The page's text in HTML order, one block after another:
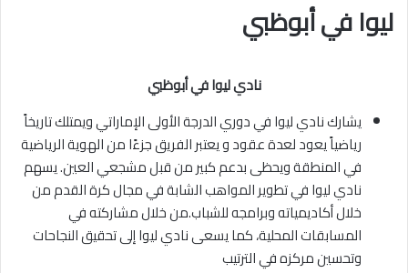
ليوا في أبوظبي
نادي ليوا في أبوظبي
يشارك نادي ليوا في دوري الدرجة الأولى الإماراتي ويمتلك تاريخاً
رياضياً يعود لعدة عقود و يعتبر الفريق جزءًا من الهوية الرياضية
في المنطقة ويحظى بدعم كبير من قبل مشجعي العين. يسهم
نادي ليوا في تطوير المواهب الشابة في مجال كرة القدم من
خلال أكاديمياته وبرامجه للشباب.من خلال مشاركته في
المسابقات المحلية، كما يسعى نادي ليوا إلى تحقيق النجاحات
وتحسين مركزه في الترتيب